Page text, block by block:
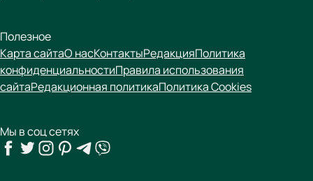
Полезное
Карта сайтаО насКонтактыРедакцияПолитика
конфиденциальностиПравила использования
сайтаРедакционная политикаПолитика Cookies
Мы в соц сетях